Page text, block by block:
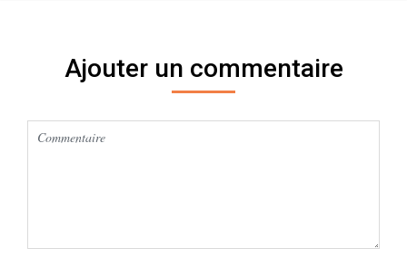
Ajouter un commentaire